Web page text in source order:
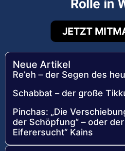
Rolle in
JETZT
Neue Artikel
Re’eh – der Segen des
Schabbat – der große
Pinchas: „Die
der Schöpfung“ – oder
Eiferersucht“ Kains